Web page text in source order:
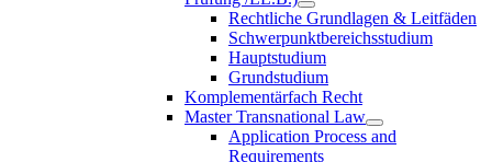
Rechtliche Grundlagen & Leitfäden
Schwerpunktbereichsstudium
Hauptstudium
Grundstudium
Komplementärfach Recht
Master Transnational Law
Application Process and
Requirements